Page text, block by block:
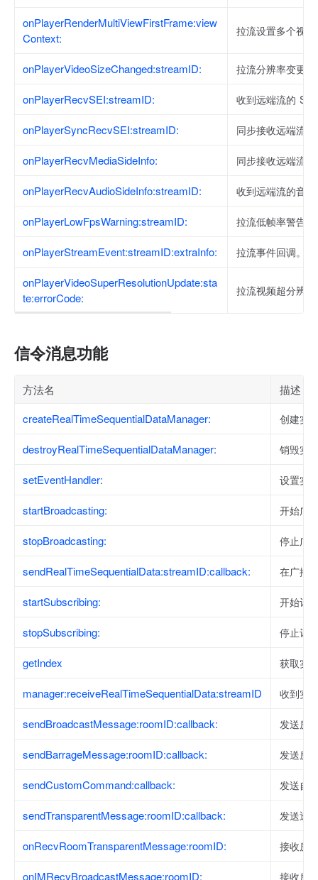
onPlayerRenderMultiViewFirstFrame:view
Context:
拉流设置多个视
onPlayerVideoSizeChanged:streamID: 拉流分辨率变更
onPlayerRecvSEI:streamID: 收到远端流的
onPlayerSyncRecvSEI:streamID: 同步接收远端流
onPlayerRecvMediaSideInfo: 同步接收远端流
onPlayerRecvAudioSideInfo:streamID: 收到远端流的音
onPlayerLowFpsWarning:streamID: 拉流低帧率警告。
onPlayerStreamEvent:streamID:extraInfo: 拉流事件回调。
onPlayerVideoSuperResolutionUpdate:sta
te:errorCode:
拉流视频超分辨
信令消息功能
方法名
描述
createRealTimeSequentialDataManager:
创建实
destroyRealTimeSequentialDataManager: 销毁实
setEventHandler: 设置实
startBroadcasting: 开始广
stopBroadcasting: 停止广
sendRealTimeSequentialData:streamID:callback: 在广播
startSubscribing: 开始订
stopSubscribing: 停止订
getIndex 获取实
manager:receiveRealTimeSequentialData:streamID 收到实
sendBroadcastMessage:roomID:callback: 发送房
sendBarrageMessage:roomID:callback: 发送房
sendCustomCommand:callback: 发送自
sendTransparentMessage:roomID:callback: 发送透
onRecvRoomTransparentMessage:roomID: 接收房
onIMRecvBroadcastMessage:roomID: 接收房